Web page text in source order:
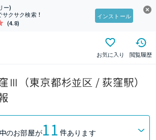
ー)
クサク検索！
(4.8)
インストール
お気に入り 閲覧履歴
Ⅲ（東京都杉並区 / 荻窪駅）
のお部屋が11 件あります